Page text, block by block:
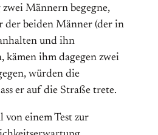
zwei Männern begegne,
der beiden Männer (der in
und ihn
kämen ihm dagegen zwei
würden die
er auf die Straße trete.
von einem Test zur